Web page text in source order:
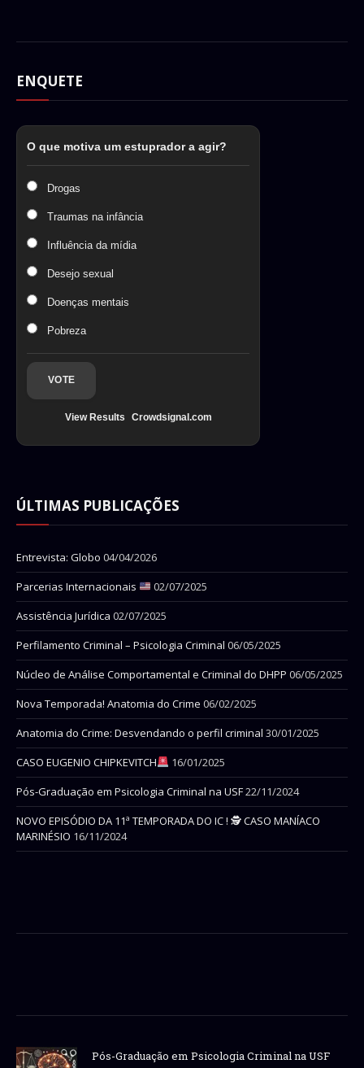
ENQUETE
O que motiva um estuprador a agir?
Drogas
Traumas na infância
Influência da mídia
Desejo sexual
Doenças mentais
Pobreza
VOTE
View Results Crowdsignal.com
ÚLTIMAS PUBLICAÇÕES
Entrevista: Globo 04/04/2026
Parcerias Internacionais
02/07/2025
Assistência Jurídica 02/07/2025
Perfilamento Criminal – Psicologia Criminal 06/05/2025
Núcleo de Análise Comportamental e Criminal do DHPP 06/05/2025
Nova Temporada! Anatomia do Crime 06/02/2025
Anatomia do Crime: Desvendando o perfil criminal 30/01/2025
CASO EUGENIO CHIPKEVITCH
16/01/2025
Pós-Graduação em Psicologia Criminal na USF22/11/2024
NOVO EPISÓDIO DA 11ª TEMPORADA DO IC ! 🕵 CASO MANÍACO
MARINÉSIO 16/11/2024
Pós-Graduação em Psicologia Criminal na USF